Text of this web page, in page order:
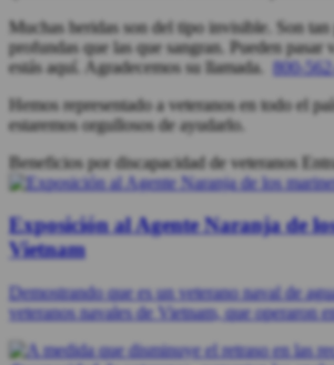
Muchas heridas son del tipo invisible. Son
profundas que las que sangran. Pueden pasar
estás aquí. Agradecemos su llamada.
800-
Hemos representado a veteranos en todo el
estaremos orgullosos de ayudarlo.
Beneficios por discapacidad de veteranos
Exposición al Agente Naranja de
Vietnam
Demostrando que es un veterano naval de
veteranos navales de Vietnam, que operaron